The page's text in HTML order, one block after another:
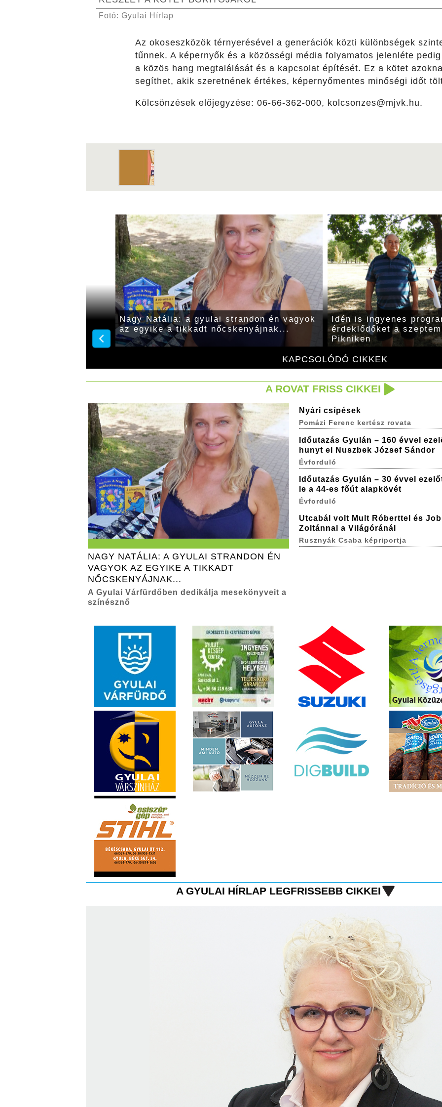
Fotó: Gyulai Hírlap
Az okoseszközök térnyerésével a generációk közti különbségek
tűnnek. A képernyők és a közösségi média folyamatos jelenléte
a közös hang megtalálását és a kapcsolat építését. Ez a kötet
segíthet, akik szeretnének értékes, képernyőmentes minőségi időt
Kölcsönzések előjegyzése: 06-66-362-000, kolcsonzes@mjvk.hu.
KAPCSOLÓDÓ CIKKEK
focicsapat
Nagy Natália: a gyulai strandon én vagyok
az egyike a tikkadt nőcskenyájnak...
Idén is ingyenes
érdeklődőket a
Pikniken
A ROVAT FRISS CIKKEI
NAGY NATÁLIA: A GYULAI STRANDON ÉN
VAGYOK AZ EGYIKE A TIKKADT
NŐCSKENYÁJNAK...
A Gyulai Várfürdőben dedikálja mesekönyveit a
színésznő
Nyári csípések
Pomázi Ferenc kertész rovata
Időutazás Gyulán – 160 évvel
hunyt el Nuszbek József Sándor
Évforduló
Időutazás Gyulán – 30 évvel
le a 44-es főút alapkövét
Évforduló
Utcabál volt Mult Róberttel és
Zoltánnal a Világóránál
Rusznyák Csaba képriportja
A GYULAI HÍRLAP LEGFRISSEBB CIKKEI